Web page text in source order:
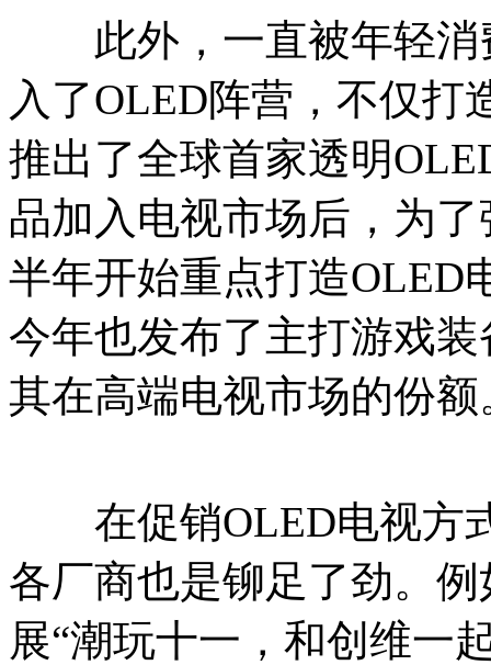
此外，一直被年轻消
入了OLED阵营，不仅打
推出了全球首家透明
品加入电视市场后，为
半年开始重点打造OLED
今年也发布了主打游戏
其在高端电视市场的份额
在促销OLED电视方
各厂商也是铆足了劲。
展“潮玩十一，和创维